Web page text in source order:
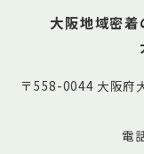
大阪地域密
〒558-0044 大阪府
電